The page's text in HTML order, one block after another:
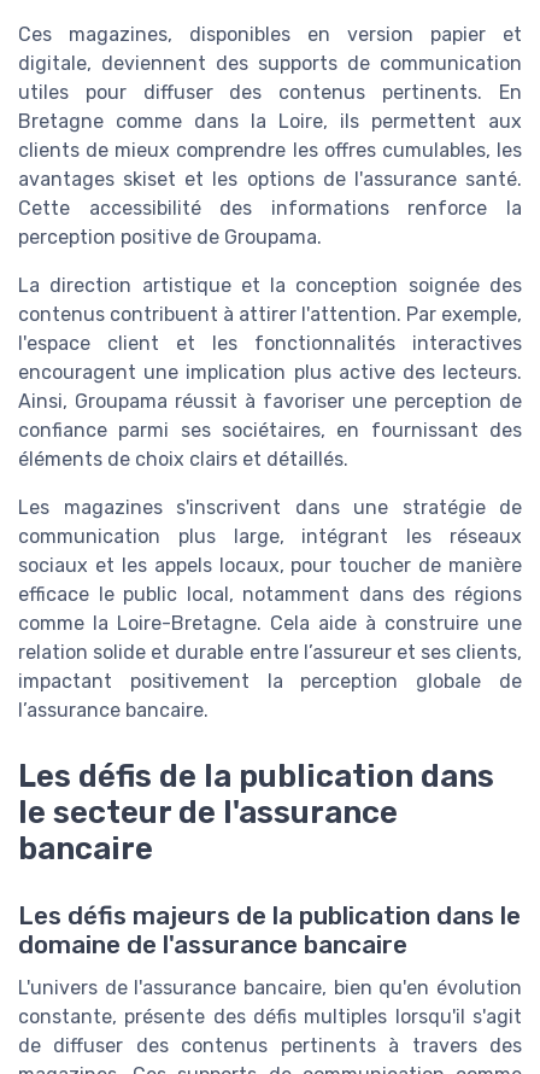
Ces magazines, disponibles en version papier et
digitale, deviennent des supports de communication
utiles pour diffuser des contenus pertinents. En
Bretagne comme dans la Loire, ils permettent aux
clients de mieux comprendre les offres cumulables, les
avantages skiset et les options de l'assurance santé.
Cette accessibilité des informations renforce la
perception positive de Groupama.
La direction artistique et la conception soignée des
contenus contribuent à attirer l'attention. Par exemple,
l'espace client et les fonctionnalités interactives
encouragent une implication plus active des lecteurs.
Ainsi, Groupama réussit à favoriser une perception de
confiance parmi ses sociétaires, en fournissant des
éléments de choix clairs et détaillés.
Les magazines s'inscrivent dans une stratégie de
communication plus large, intégrant les réseaux
sociaux et les appels locaux, pour toucher de manière
efficace le public local, notamment dans des régions
comme la Loire-Bretagne. Cela aide à construire une
relation solide et durable entre l’assureur et ses clients,
impactant positivement la perception globale de
l’assurance bancaire.
Les défis de la publication dans
le secteur de l'assurance
bancaire
Les défis majeurs de la publication dans le
domaine de l'assurance bancaire
L'univers de l'assurance bancaire, bien qu'en évolution
constante, présente des défis multiples lorsqu'il s'agit
de diffuser des contenus pertinents à travers des